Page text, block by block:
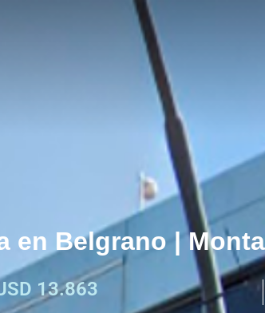
en Belgrano |
13.863